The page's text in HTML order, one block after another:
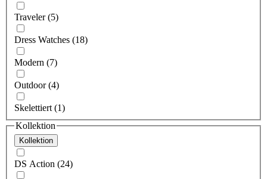
Traveler (5)
Dress Watches (18)
Modern (7)
Outdoor (4)
Skelettiert (1)
Kollektion
Kollektion
DS Action (24)